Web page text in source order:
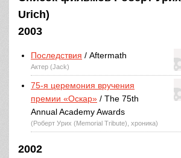
Urich)
2003
Последствия / Aftermath
Актер (Jack)
75-я церемония вручения
премии «Оскар» / The 75th
Annual Academy Awards
(Роберт Урих (Memorial Tribute), хроника)
2002